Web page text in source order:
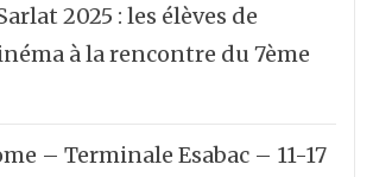
2025 : les élèves de
à la rencontre du 7ème
– Terminale Esabac – 11-17